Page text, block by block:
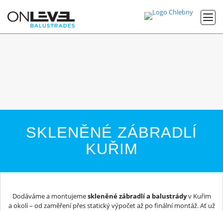
SKLENĚNÉ ZÁBRADLÍ
KUŘIM
Dodáváme a montujemeskleněné zábradlí a balustrádyv Kuřim
a okolí – od zaměření přes statický výpočet až po finální montáž. Ať už